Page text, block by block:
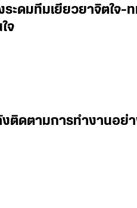
ะดมทีมเยียวยาจิตใจ-
จ
ติดตามการทำงานอย่า